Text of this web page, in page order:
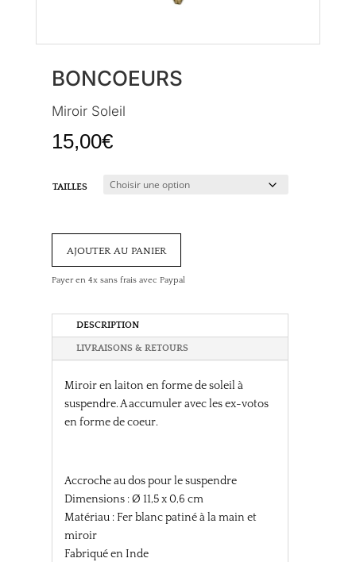
BONCOEURS
Miroir Soleil
15,00€
TAILLES
ajouter au panier
Payer en 4x sans frais avec Paypal
DESCRIPTION
LIVRAISONS & RETOURS
Miroir en laiton en forme de soleil à
suspendre. A accumuler avec les ex-votos
en forme de coeur.
Accroche au dos pour le suspendre
Dimensions : Ø 11,5 x 0,6 cm
Matériau : Fer blanc patiné à la main et
miroir
Fabriqué en Inde